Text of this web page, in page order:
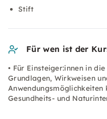
Stift
Für wen ist der
• Für Einsteiger:innen in
Grundlagen, Wirkweisen
Anwendungsmöglichkeiten
Gesundheits- und